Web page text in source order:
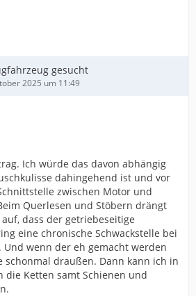
gesucht
2025 um 11:49
Ich würde das davon abhängig
dahingehend ist und vor
zwischen Motor und
Querlesen und Stöbern drängt
dass der getriebeseitige
eine chronische Schwackstelle bei
Und wenn der eh gemacht werden
schonmal draußen. Dann kann ich in
die Ketten samt Schienen und